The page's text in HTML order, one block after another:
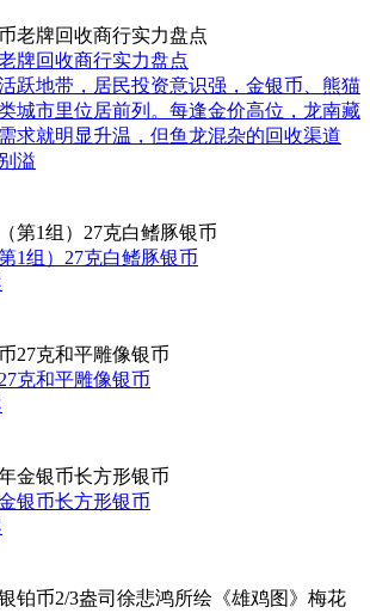
牌回收商行实力盘点
跃地带，居民投资意识强，金银币、熊猫
城市里位居前列。每逢金价高位，龙南藏
求就明显升温，但鱼龙混杂的回收渠道
溢
1组）27克白鳍豚银币
克和平雕像银币
银币长方形银币